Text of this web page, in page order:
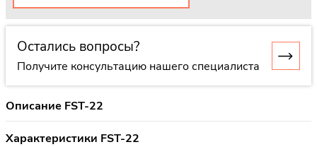
Остались вопросы?
Получите консультацию нашего специалиста
Описание FST-22
Характеристики FST-22